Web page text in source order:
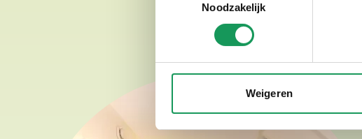
Noodzakelijk
Weigeren